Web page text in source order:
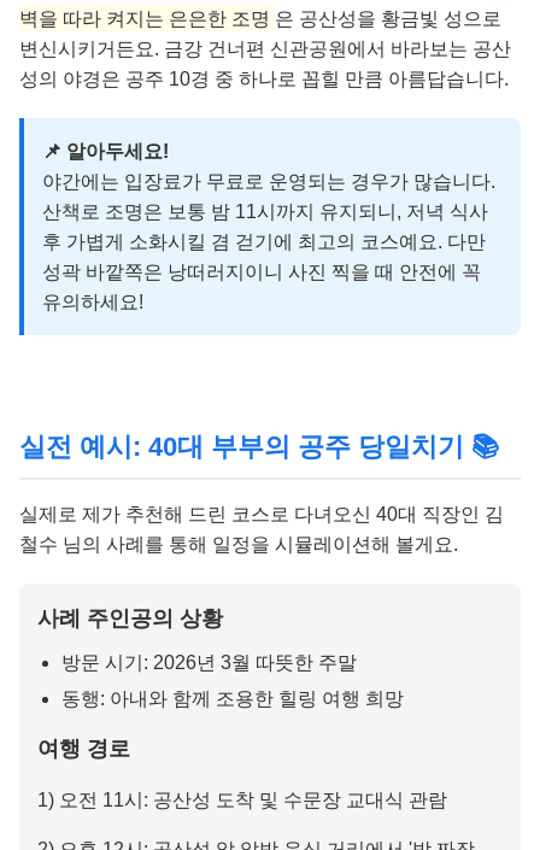
벽을 따라 켜지는 은은한 조명 은 공산성을 황금빛 성으로
변신시키거든요. 금강 건너편 신관공원에서 바라보는 공산
성의 야경은 공주 10경 중 하나로 꼽힐 만큼 아름답습니다.
📌 알아두세요!
야간에는 입장료가 무료로 운영되는 경우가 많습니다.
산책로 조명은 보통 밤 11시까지 유지되니, 저녁 식사
후 가볍게 소화시킬 겸 걷기에 최고의 코스예요. 다만
성곽 바깥쪽은 낭떠러지이니 사진 찍을 때 안전에 꼭
유의하세요!
실전 예시: 40대 부부의 공주 당일치기 📚
실제로 제가 추천해 드린 코스로 다녀오신 40대 직장인 김
철수 님의 사례를 통해 일정을 시뮬레이션해 볼게요.
사례 주인공의 상황
방문 시기: 2026년 3월 따뜻한 주말
동행: 아내와 함께 조용한 힐링 여행 희망
여행 경로
1) 오전 11시: 공산성 도착 및 수문장 교대식 관람